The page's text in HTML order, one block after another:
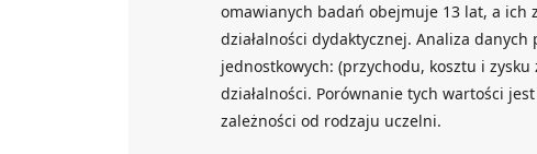
omawianych badań obejmuje 13 lat, a ich
działalności dydaktycznej. Analiza
jednostkowych: (przychodu, kosztu i
działalności. Porównanie tych wartości
zależności od rodzaju uczelni.